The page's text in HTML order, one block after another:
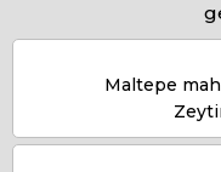
Maltepe